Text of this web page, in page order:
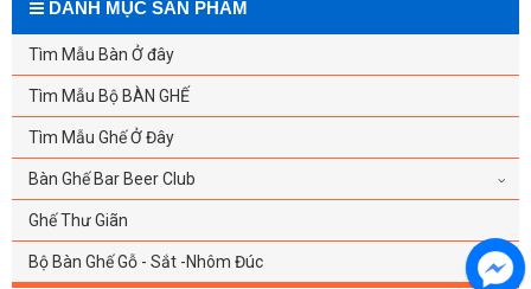
DANH MỤC SẢN PHẨM
Tìm Mẫu Bàn Ở đây
Tìm Mẫu Bộ BÀN GHẾ
Tìm Mẫu Ghế Ở Đây
Bàn Ghế Bar Beer Club
Ghế Thư Giãn
Bộ Bàn Ghế Gỗ - Sắt -Nhôm Đúc